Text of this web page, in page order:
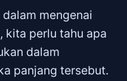
mengenai
kita perlu tahu apa
dalam
panjang tersebut.